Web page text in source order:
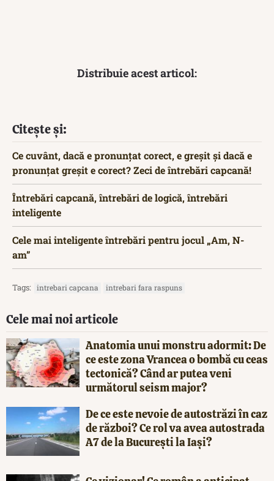
Distribuie acest articol:
Citește și:
Ce cuvânt, dacă e pronunțat corect, e greșit și dacă e
pronunțat greșit e corect? Zeci de întrebări capcană!
Întrebări capcană, întrebări de logică, întrebări
inteligente
Cele mai inteligente întrebări pentru jocul „Am, N-
am”
Tags: intrebari capcana intrebari fara raspuns
Cele mai noi articole
Anatomia unui monstru adormit: De
ce este zona Vrancea o bombă cu ceas
tectonică? Când ar putea veni
următorul seism major?
De ce este nevoie de autostrăzi în caz
de război? Ce rol va avea autostrada
A7 de la București la Iași?